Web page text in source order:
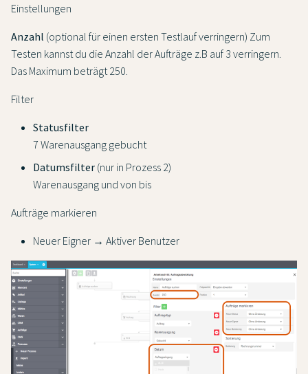
Einstellungen
Anzahl (optional für einen ersten Testlauf verringern) Zum
Testen kannst du die Anzahl der Aufträge z.B auf 3 verringern.
Das Maximum beträgt 250.
Filter
Statusfilter
7 Warenausgang gebucht
Datumsfilter (nur in Prozess 2)
Warenausgang und von bis
Aufträge markieren
Neuer Eigner → Aktiver Benutzer